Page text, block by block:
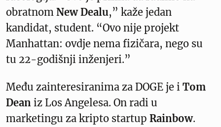
obratnom New Dealu,” kaže jedan
kandidat, student. “Ovo nije projekt
Manhattan: ovdje nema fizičara, nego su
tu 22-godišnji inženjeri.”
Među zainteresiranima za DOGE je i Tom
Dean iz Los Angelesa. On radi u
marketingu za kripto startup Rainbow.